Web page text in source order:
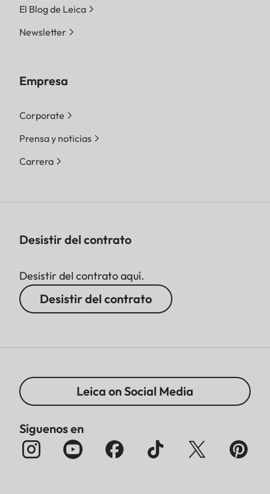
El Blog de Leica
Newsletter
Empresa
Corporate
Prensa y noticias
Carrera
Desistir del contrato
Desistir del contrato aquí.
Desistir del contrato
Leica on Social Media
Síguenos en